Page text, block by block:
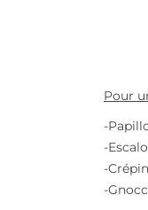
Pour
-
-
-
-